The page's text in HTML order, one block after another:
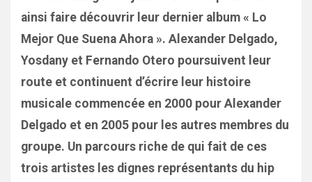
ainsi faire découvrir leur dernier album « Lo
Mejor Que Suena Ahora ». Alexander Delgado,
Yosdany et Fernando Otero poursuivent leur
route et continuent d’écrire leur histoire
musicale commencée en 2000 pour Alexander
Delgado et en 2005 pour les autres membres du
groupe. Un parcours riche de qui fait de ces
trois artistes les dignes représentants du hip